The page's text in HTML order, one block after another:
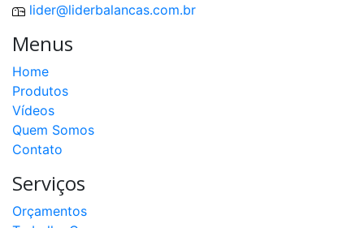
lider@liderbalancas.com.br
Menus
Home
Produtos
Vídeos
Quem Somos
Contato
Serviços
Orçamentos